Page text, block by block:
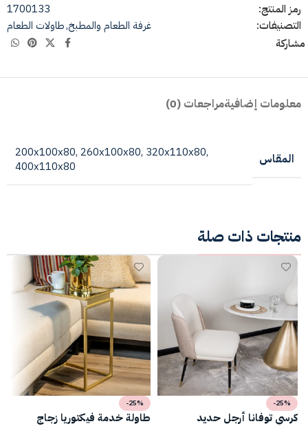
رمز المنتج:
1700133
التصنيفات:
غرفة الطعام والمطبخ,طاولات الطعام
مشاركة
معلومات إضافيةمراجعات (0)
المقاس 200x100x80, 260x100x80, 320x110x80,
400x110x80
منتجات ذات صلة
-25%
كرسي توفانا أرجل حديد
-25%
طاولة خدمة فيكتوريا زجاج